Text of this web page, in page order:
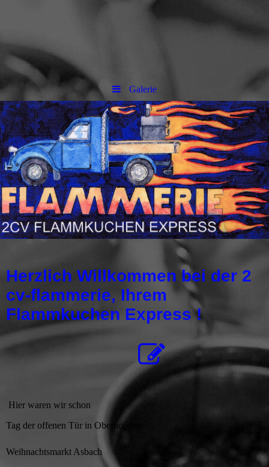
Galerie
Herzlich Willkommen bei der 2
cv-flammerie, Ihrem
Flammkuchen Express !
Hier waren wir schon
Tag der offenen Tür in Oberhoppen
Weihnachtsmarkt Asbach